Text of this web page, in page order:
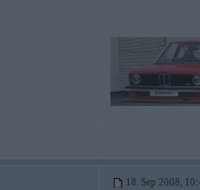
18. Sep 2008,